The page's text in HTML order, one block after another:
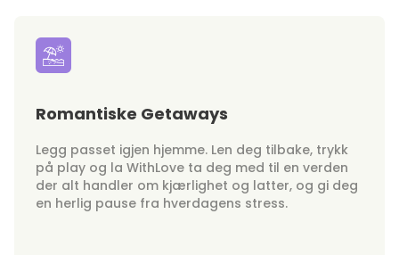
Romantiske Getaways
Legg passet igjen hjemme. Len deg tilbake, trykk
på play og la WithLove ta deg med til en verden
der alt handler om kjærlighet og latter, og gi deg
en herlig pause fra hverdagens stress.